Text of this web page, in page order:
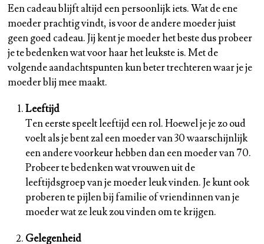
Een cadeau blijft altijd een persoonlijk iets. Wat de ene
moeder prachtig vindt, is voor de andere moeder juist
geen goed cadeau. Jij kent je moeder het beste dus probeer
je te bedenken wat voor haar het leukste is. Met de
volgende aandachtspunten kun beter trechteren waar je je
moeder blij mee maakt.
Leeftijd
Ten eerste speelt leeftijd een rol. Hoewel je je zo oud
voelt als je bent zal een moeder van 30 waarschijnlijk
een andere voorkeur hebben dan een moeder van 70.
Probeer te bedenken wat vrouwen uit de
leeftijdsgroep van je moeder leuk vinden. Je kunt ook
proberen te pijlen bij familie of vriendinnen van je
moeder wat ze leuk zou vinden om te krijgen.
Gelegenheid